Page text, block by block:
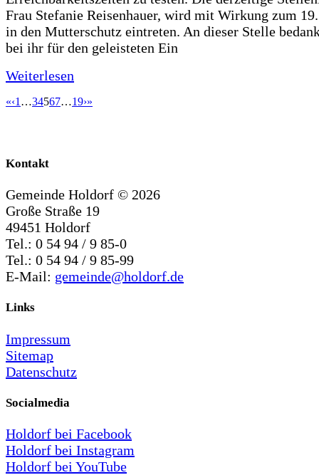
Frau Stefanie Reisenhauer, wird mit Wirkung zum
in den Mutterschutz eintreten. An dieser Stelle
bei ihr für den geleisteten Ein
Weiterlesen
«‹1 …34567…19›»
Kontakt
Gemeinde Holdorf © 2026
Große Straße 19
49451 Holdorf
Tel.: 0 54 94 / 9 85-0
Tel.: 0 54 94 / 9 85-99
E-Mail: gemeinde@holdorf.de
Links
Impressum
Sitemap
Datenschutz
Socialmedia
Holdorf bei Facebook
Holdorf bei Instagram
Holdorf bei YouTube